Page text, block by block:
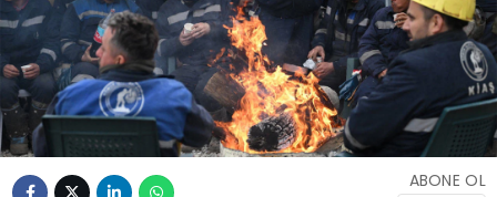
ABONE OL